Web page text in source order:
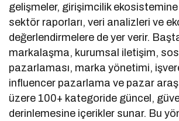
gelişmeler, girişimcilik
sektör raporları, veri analizleri ve
değerlendirmelere de yer verir.
markalaşma, kurumsal iletişim,
pazarlaması, marka yönetimi,
influencer pazarlama ve pazar
üzere 100+ kategoride güncel,
derinlemesine içerikler sunar. Bu